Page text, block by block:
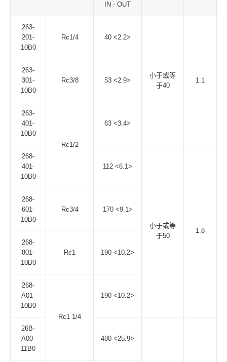
IN - OUT
263-
201-
10B0
Rc1/4 40 <2.2>
小于或等
于40
1.1
263-
301-
10B0
Rc3/8 53 <2.9>
263-
401-
10B0
Rc1/2
63 <3.4>
268-
401-
10B0
112 <6.1>
小于或等
于50
1.8
268-
601-
10B0
Rc3/4 170 <9.1>
268-
801-
10B0
Rc1 190 <10.2>
268-
A01-
10B0
Rc1 1/4
190 <10.2>
26B-
A00-
11B0
480 <25.9>